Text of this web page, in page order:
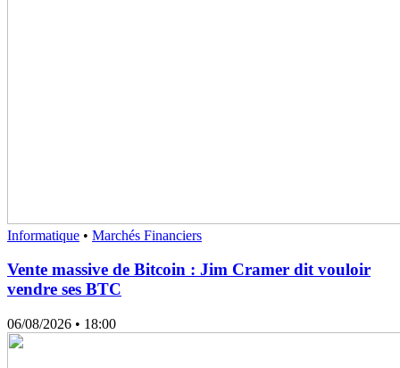
Informatique • Marchés Financiers
Vente massive de Bitcoin : Jim Cramer dit vouloir
vendre ses BTC
06/08/2026 • 18:00